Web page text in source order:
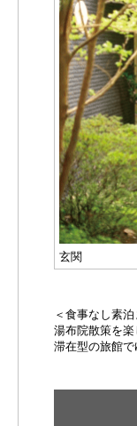
玄関
＜食事なし素
湯布院散策を楽
滞在型の旅館で